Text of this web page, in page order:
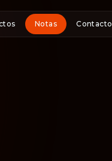
Notas Contacto